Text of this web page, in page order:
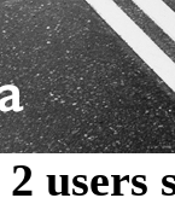
users